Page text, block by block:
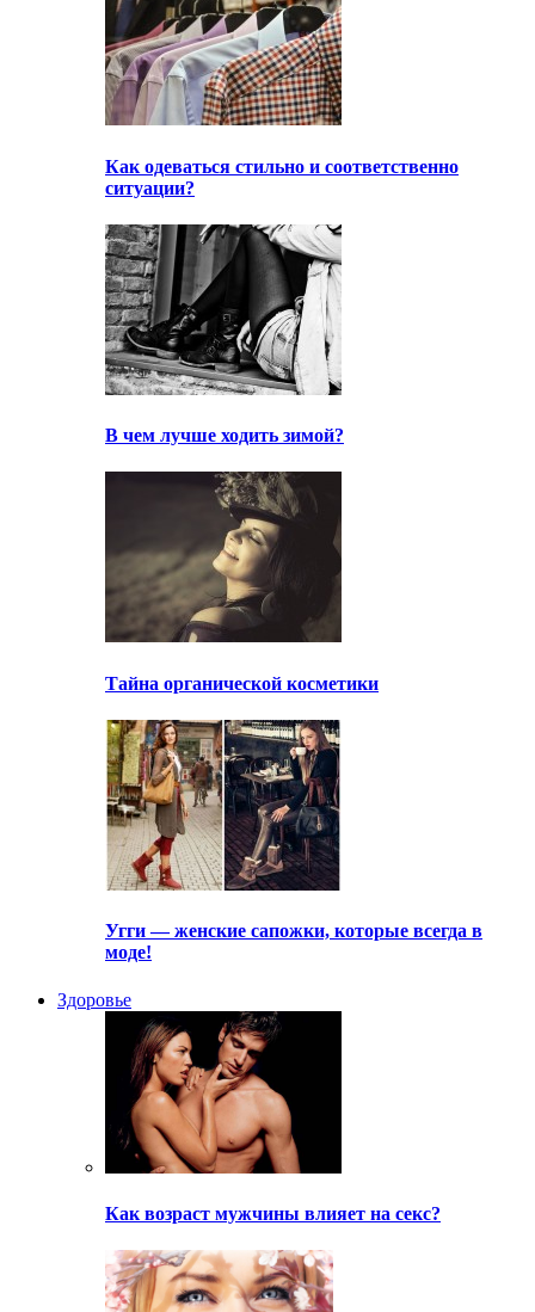
Как одеваться стильно и соответственно
ситуации?
В чем лучше ходить зимой?
Тайна органической косметики
Угги — женские сапожки, которые всегда в
моде!
Здоровье
Как возраст мужчины влияет на секс?